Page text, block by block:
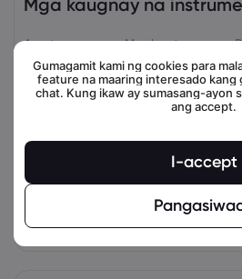
Mga kaugnay na
Asset Magbenta
view_all_instruments
Gumagamit kami ng cookies para
feature na maaring interesado kang
chat. Kung ikaw ay sumasang-ayon
ang accept.
I-accept